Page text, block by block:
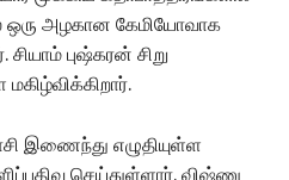
ஒரு அழகான கேமியோவாக
புஷ்கரன் சிறு
இணைந்து எழுதியுள்ள
செய்துள்ளார், விஷ்ணு